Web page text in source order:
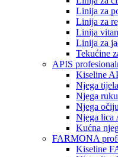
Linija za
Linija za
Linija
Linija za
Tekućine
APIS
Kiseline
Njega
Njega
Njega
Njega lica
Kućna
FARMONA
Kiseline